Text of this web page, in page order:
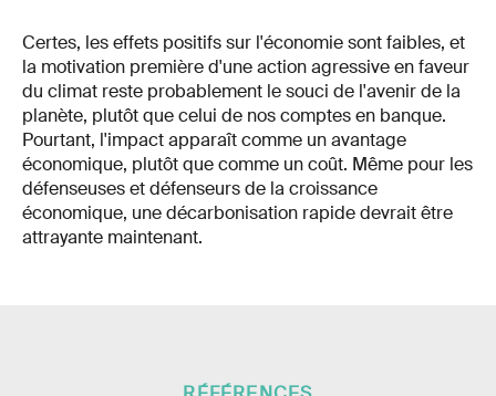
Certes, les effets positifs sur l'économie sont faibles, et
la motivation première d'une action agressive en faveur
du climat reste probablement le souci de l'avenir de la
planète, plutôt que celui de nos comptes en banque.
Pourtant, l'impact apparaît comme un avantage
économique, plutôt que comme un coût. Même pour les
défenseuses et défenseurs de la croissance
économique, une décarbonisation rapide devrait être
attrayante maintenant.